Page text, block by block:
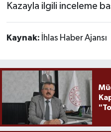
Kazayla ilgili inceleme
Kaynak: İhlas Haber Ajansı